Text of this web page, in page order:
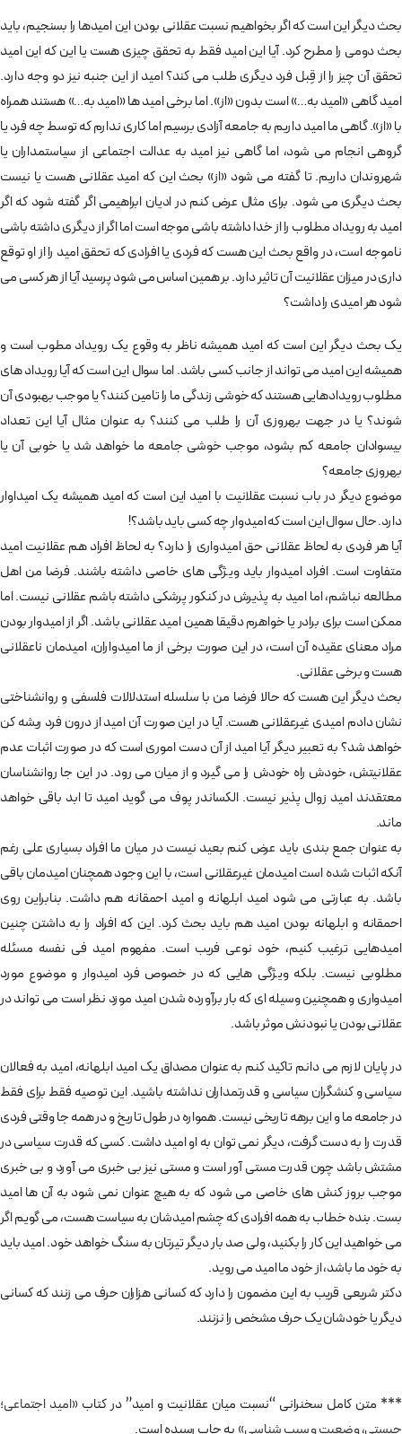
بحث دیگر این است که اگر بخواهیم نسبت عقلانی بودن این امیدها را بسنجیم، باید
بحث دومی را مطرح کرد. آیا این امید فقط به تحقق چیزی هست یا این که این امید
تحقق آن چیز را از قِبل فرد دیگری طلب می کند؟ امید از این جنبه نیز دو وجه دارد.
امید گاهی «امید به…» است بدون «از». اما برخی امید ها «امید به…» هستند همراه
با «از». گاهی ما امید داریم به جامعه آزادی برسیم اما کاری ندارم که توسط چه فرد یا
گروهی انجام می شود، اما گاهی نیز امید به عدالت اجتماعی از سیاستمداران یا
شهروندان داریم. تا گفته می شود «از» بحث این که امید عقلانی هست یا نیست
بحث دیگری می شود. برای مثال عرض کنم در ادیان ابراهیمی اگر گفته شود که اگر
امید به رویداد مطلوب را از خدا داشته باشی موجه است اما اگر از دیگری داشته باشی
ناموجه است، در واقع بحث این هست که فردی یا افرادی که تحقق امید را از او توقع
داری در میزان عقلانیت آن تاثیر دارد. بر همین اساس می شود پرسید آیا از هر کسی می
شود هر امیدی را داشت؟
یک بحث دیگر این است که امید همیشه ناظر به وقوع یک رویداد مطوب است و
همیشه این امید می تواند از جانب کسی باشد. اما سوال این است که آیا رویداد های
مطلوب رویدادهایی هستند که خوشی زندگی ما را تامین کنند؟ یا موجب بهبودی آن
شوند؟ یا در جهت بهروزی آن را طلب می کنند؟ به عنوان مثال آیا این تعداد
بیسوادان جامعه کم بشود، موجب خوشی جامعه ما خواهد شد یا خوبی آن یا
بهروزی جامعه؟
موضوع دیگر در باب نسبت عقلانیت با امید این است که امید همیشه یک امیداوار
دارد. حال سوال این است که امیدوار چه کسی باید باشد؟!
آیا هر فردی به لحاظ عقلانی حق امیدواری را دارد؟ به لحاظ افراد هم عقلانیت امید
متفاوت است. افراد امیدوار باید ویژگی های خاصی داشته باشند. فرضا من اهل
مطالعه نباشم، اما امید به پذیرش در کنکور پرشکی داشته باشم عقلانی نیست. اما
ممکن است برای برادر یا خواهرم دقیقا همین امید عقلانی باشد. اگر از امیدوار بودن
مراد معنای عقیده آن است، در این صورت برخی از ما امیدواران، امیدمان ناعقلانی
هست و برخی عقلانی.
بحث دیگر این هست که حالا فرضا من با سلسله استدلالات فلسفی و روانشناختی
نشان دادم امیدی غیرعقلانی هست. آیا در این صورت آن امید از درون فرد ریشه کن
خواهد شد؟ به تعبیر دیگر آیا امید از آن دست اموری است که در صورت اثبات عدم
عقلانیتش، خودش راه خودش را می گیرد و از میان می رود. در این جا روانشناسان
معتقدند امید زوال پذیر نیست. الکساندر پوف می گوید امید تا ابد باقی خواهد
ماند.
به عنوان جمع بندی باید عرض کنم بعید نیست در میان ما افراد بسیاری علی رغم
آنکه اثبات شده است امیدمان غیرعقلانی است، با این وجود همچنان امیدمان باقی
باشد. به عبارتی می شود امید ابلهانه و امید احمقانه هم داشت. بنابراین روی
احمقانه و ابلهانه بودن امید هم باید بحث کرد. این که افراد را به داشتن چنین
امیدهایی ترغیب کنیم، خود نوعی فریب است. مفهوم امید فی نفسه مسئله
مطلوبی نیست. بلکه ویژگی هایی که در خصوص فرد امیدوار و موضوع مورد
امیدواری و همچنین وسیله ای که بار برآورده شدن امید موزد نظر است می تواند در
عقلانی بودن یا نبودنش موثر باشد.
در پایان لازم می دانم تاکید کنم به عنوان مصداق یک امید ابلهانه، امید به فعالان
سیاسی و کنشگران سیاسی و قدرتمداران نداشته باشید. این توصیه فقط برای فقط
در جامعه ما و این برهه تاریخی نیست. همواره در طول تاریخ و در همه جا وقتی فردی
قدرت را به دست گرفت، دیگر نمی توان به او امید داشت. کسی که قدرت سیاسی در
مشتش باشد چون قدرت مستی آور است و مستی نیز بی خبری می آورد و بی خبری
موجب بروز کنش های خاصی می شود که به هیچ عنوان نمی شود به آن ها امید
بست. بنده خطاب به همه افرادی که چشم امیدشان به سیاست هست، می گویم اگر
می خواهید این کار را بکنید، ولی صد بار دیگر تیرتان به سنگ خواهد خود. امید باید
به خود ما باشد، از خود ما امید می روید.
دکتر شریعی قریب به این مضمون را دارد که کسانی هزاران حرف می زنند که کسانی
دیگر یا خودشان یک حرف مشخص را نزنند.
*** متن کامل سخنرانی “نسبت میان عقلانیت و امید” در کتاب«امید اجتماعی؛